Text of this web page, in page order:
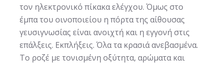
τον ηλεκτρονικό πίκακα ελέγχου. Όμως στο
έμπα του οινοποιείου η πόρτα της αίθουσας
γευσιγνωσίας είναι ανοιχτή και η εγγονή στις
επάλξεις. Εκπλήξεις. Όλα τα κρασιά ανεβασμένα.
Το ροζέ με τονισμένη οξύτητα, αρώματα και